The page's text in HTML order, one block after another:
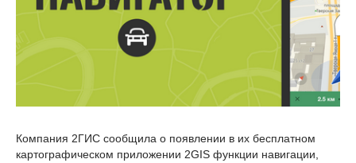
Компания 2ГИС сообщила о появлении в их бесплатном
картографическом приложении 2GIS функции навигации,